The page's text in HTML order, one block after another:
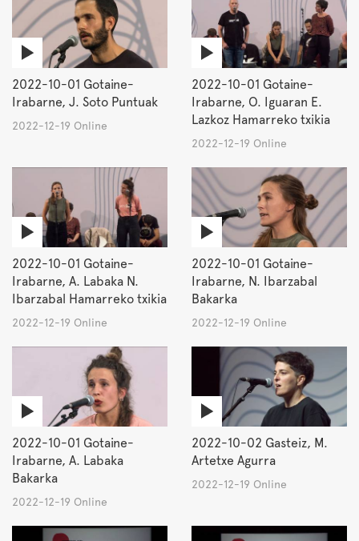
2022-10-01 Gotaine-
Irabarne, J. Soto Puntuak
2022-12-19 Online
2022-10-01 Gotaine-
Irabarne, O. Iguaran E.
Lazkoz Hamarreko txikia
2022-12-19 Online
2022-10-01 Gotaine-
Irabarne, A. Labaka N.
Ibarzabal Hamarreko txikia
2022-12-19 Online
2022-10-01 Gotaine-
Irabarne, N. Ibarzabal
Bakarka
2022-12-19 Online
2022-10-01 Gotaine-
Irabarne, A. Labaka
Bakarka
2022-12-19 Online
2022-10-02 Gasteiz, M.
Artetxe Agurra
2022-12-19 Online